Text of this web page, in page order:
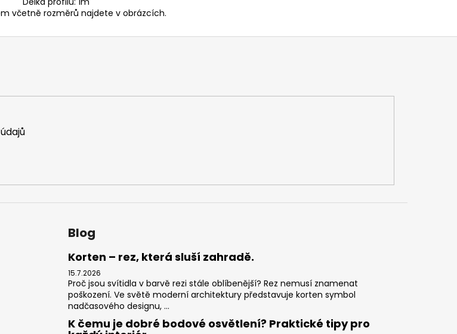
včetně rozměrů najdete v obrázcích.
Blog
Korten – rez, která sluší zahradě.
15.7.2026
Proč jsou svítidla v barvě rezi stále oblíbenější? Rez nemusí znamenat
poškození. Ve světě moderní architektury představuje korten symbol
nadčasového designu, ...
K čemu je dobré bodové osvětlení? Praktické tipy pro